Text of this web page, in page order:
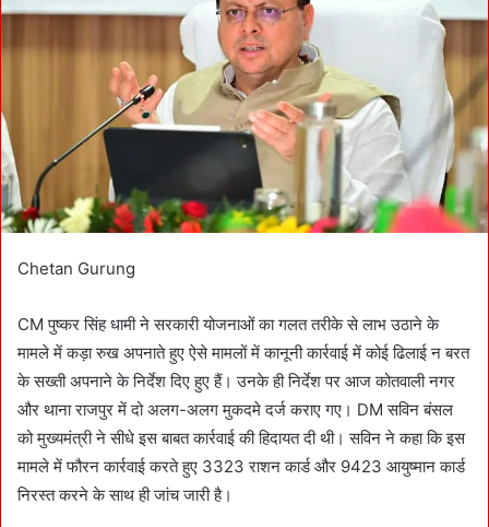
m
i
l
Chetan Gurung
CM पुष्कर सिंह धामी ने सरकारी योजनाओं का गलत तरीके से लाभ उठाने के
मामले में कड़ा रुख अपनाते हुए ऐसे मामलों में कानूनी कार्रवाई में कोई ढिलाई न बरत
के सख्ती अपनाने के निर्देश दिए हुए हैं। उनके ही निर्देश पर आज कोतवाली नगर
और थाना राजपुर में दो अलग-अलग मुकदमे दर्ज कराए गए। DM सविन बंसल
को मुख्यमंत्री ने सीधे इस बाबत कार्रवाई की हिदायत दी थी। सविन ने कहा कि इस
मामले में फौरन कार्रवाई करते हुए 3323 राशन कार्ड और 9423 आयुष्मान कार्ड
निरस्त करने के साथ ही जांच जारी है।